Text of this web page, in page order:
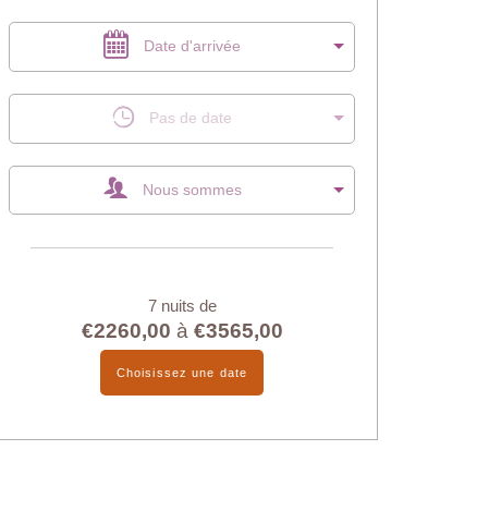
Date d'arrivée
Pas de date
Nous sommes
7 nuits de
€2260,00 à €3565,00
Choisissez une date